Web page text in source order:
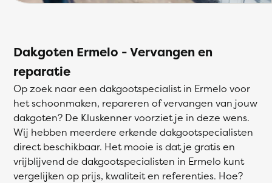
Dakgoten Ermelo - Vervangen en
reparatie
Op zoek naar een dakgootspecialist in Ermelo voor
het schoonmaken, repareren of vervangen van jouw
dakgoten? De Kluskenner voorziet je in deze wens.
Wij hebben meerdere erkende dakgootspecialisten
direct beschikbaar. Het mooie is dat je gratis en
vrijblijvend de dakgootspecialisten in Ermelo kunt
vergelijken op prijs, kwaliteit en referenties. Hoe?